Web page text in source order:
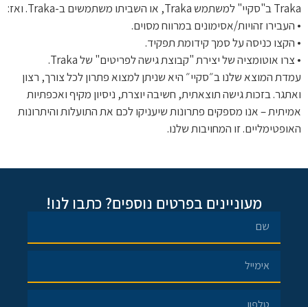
Traka ב"סקיי" למשתמש Traka, או השביתו משתמשים ב-Traka. ואז:
• העבירו זהויות/אסימונים במרווח מסוים.
• הקצו כניסה על סמך קידומת תפקיד.
• צרו אוטומציה של יצירת "קבוצת גישה לפריטים" של Traka.
עמדת המוצא שלנו ב״סקיי״ היא שניתן למצוא פתרון לכל צורך, רצון
ואתגר. בזכות גישה תוצאתית, חשיבה יוצרת, ניסיון מקיף ואכפתיות
אמיתית – אנו מספקים פתרונות שיעניקו לכם את התועלות והיתרונות
האופטימליים. זו המחויבות שלנו.
מעוניינים בפרטים נוספים? כתבו לנו!